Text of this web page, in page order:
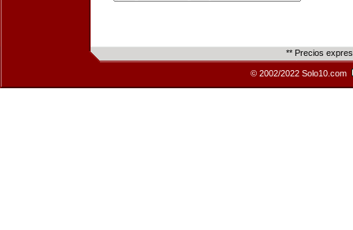
** Precios
© 2002/2022 Solo10.com